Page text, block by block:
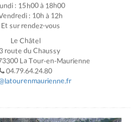
: 15h00 à 18h00
: 10h à 12h
Et sur rendez-vous
Le Châtel
route du Chaussy
La Tour-en-Maurienne
04.79.64.24.80